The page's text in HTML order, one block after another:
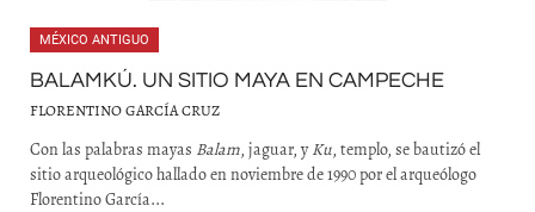
MÉXICO ANTIGUO
BALAMKÚ. UN SITIO MAYA EN CAMPECHE
FLORENTINO GARCÍA CRUZ
Con las palabras mayas Balam, jaguar, yKu, templo, se bautizó el
sitio arqueológico hallado en noviembre de 1990 por el arqueólogo
Florentino García...